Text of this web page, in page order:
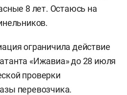
8 лет. Остаюсь на
ограничила действие
«Ижавиа» до 28 июля
проверки
перевозчика.